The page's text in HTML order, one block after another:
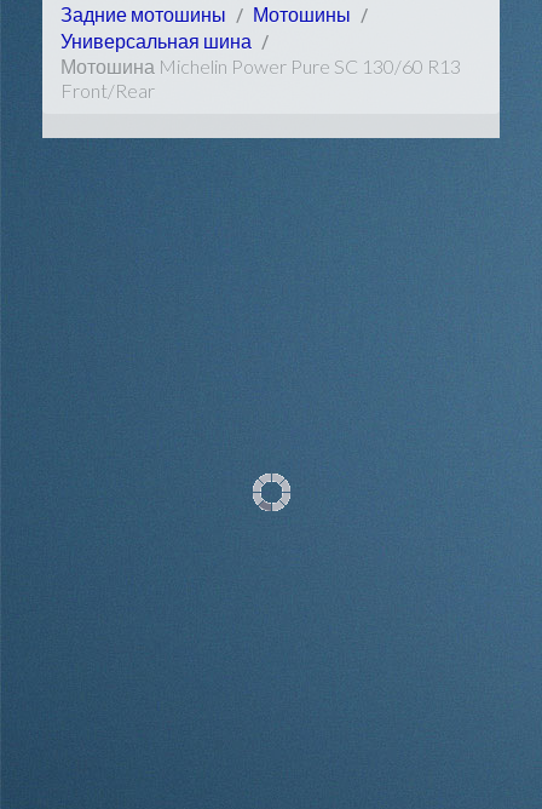
Задние мотошины
Мотошины
Универсальная шина
Мотошина Michelin Power Pure SC 130/60 R13
Front/Rear